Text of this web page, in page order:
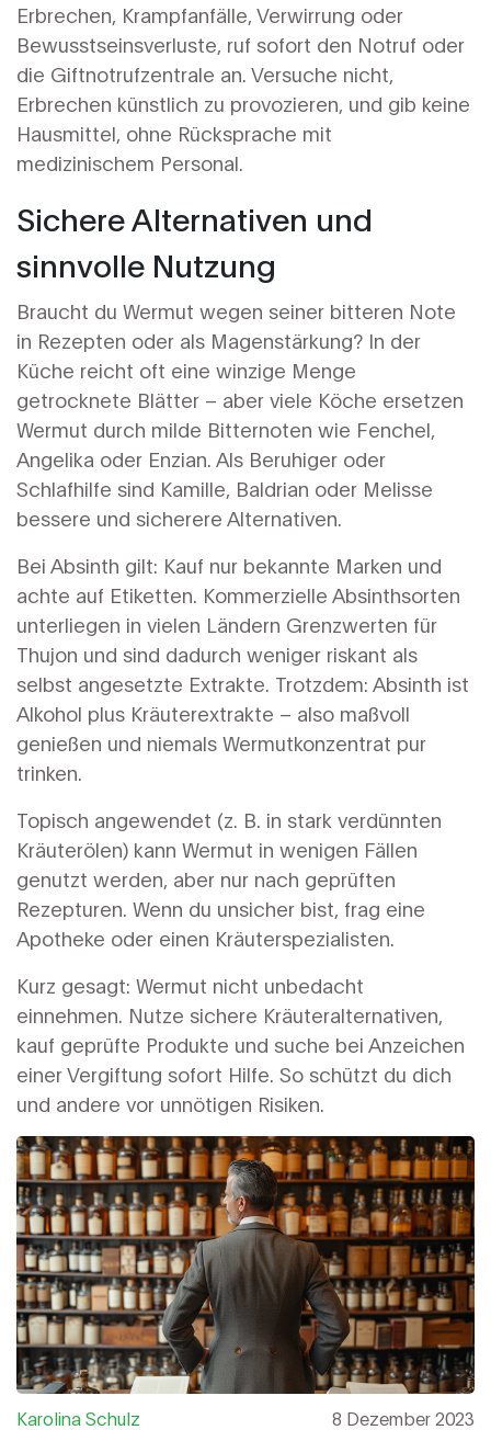
Erbrechen, Krampfanfälle, Verwirrung oder
Bewusstseinsverluste, ruf sofort den Notruf oder
die Giftnotrufzentrale an. Versuche nicht,
Erbrechen künstlich zu provozieren, und gib keine
Hausmittel, ohne Rücksprache mit
medizinischem Personal.
Sichere Alternativen und
sinnvolle Nutzung
Braucht du Wermut wegen seiner bitteren Note
in Rezepten oder als Magenstärkung? In der
Küche reicht oft eine winzige Menge
getrocknete Blätter – aber viele Köche ersetzen
Wermut durch milde Bitternoten wie Fenchel,
Angelika oder Enzian. Als Beruhiger oder
Schlafhilfe sind Kamille, Baldrian oder Melisse
bessere und sicherere Alternativen.
Bei Absinth gilt: Kauf nur bekannte Marken und
achte auf Etiketten. Kommerzielle Absinthsorten
unterliegen in vielen Ländern Grenzwerten für
Thujon und sind dadurch weniger riskant als
selbst angesetzte Extrakte. Trotzdem: Absinth ist
Alkohol plus Kräuterextrakte – also maßvoll
genießen und niemals Wermutkonzentrat pur
trinken.
Topisch angewendet (z. B. in stark verdünnten
Kräuterölen) kann Wermut in wenigen Fällen
genutzt werden, aber nur nach geprüften
Rezepturen. Wenn du unsicher bist, frag eine
Apotheke oder einen Kräuterspezialisten.
Kurz gesagt: Wermut nicht unbedacht
einnehmen. Nutze sichere Kräuteralternativen,
kauf geprüfte Produkte und suche bei Anzeichen
einer Vergiftung sofort Hilfe. So schützt du dich
und andere vor unnötigen Risiken.
Karolina Schulz 8 Dezember 2023